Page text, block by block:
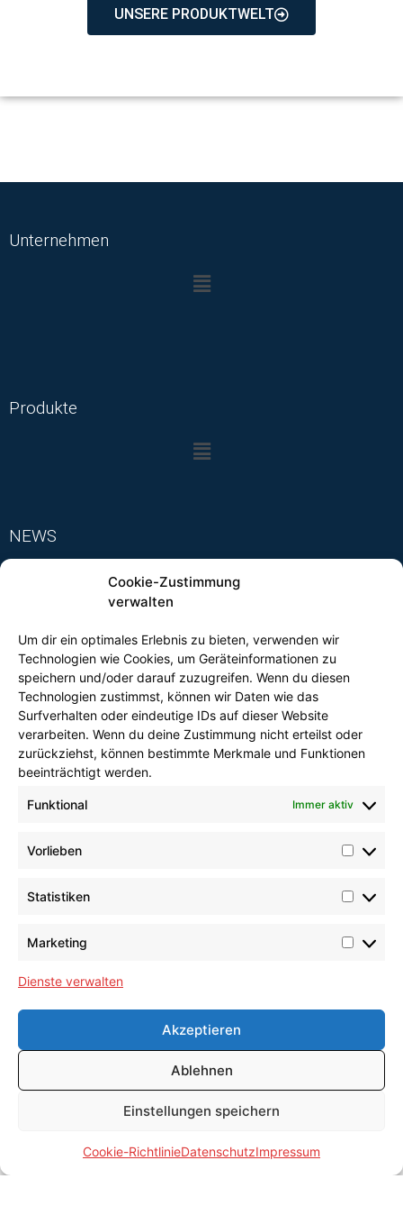
Cookie-Zustimmung
verwalten
Um dir ein optimales Erlebnis zu bieten, verwenden wir
Technologien wie Cookies, um Geräteinformationen zu
speichern und/oder darauf zuzugreifen. Wenn du diesen
Technologien zustimmst, können wir Daten wie das
Surfverhalten oder eindeutige IDs auf dieser Website
verarbeiten. Wenn du deine Zustimmung nicht erteilst oder
zurückziehst, können bestimmte Merkmale und Funktionen
beeinträchtigt werden.
Funktional Immer aktiv
Vorlieben
Statistiken
Marketing
Dienste verwalten
Akzeptieren
Ablehnen
Einstellungen speichern
Cookie-RichtlinieDatenschutzImpressum
UNSERE PRODUKTWELT
Unternehmen
Produkte
NEWS
FOLGEN SIE UNS
Kontakt
® UMETA Germany GmbH & Co. KG
ByteCrafter